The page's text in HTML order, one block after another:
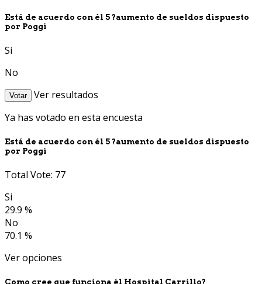
Está de acuerdo con él 5 ?aumento de sueldos dispuesto
por Poggi
Si
No
Votar
Ver resultados
Ya has votado en esta encuesta
Está de acuerdo con él 5 ?aumento de sueldos dispuesto
por Poggi
Total Vote: 77
Si
29.9 %
No
70.1 %
Ver opciones
Como cree que funciona él Hospital Carrillo?